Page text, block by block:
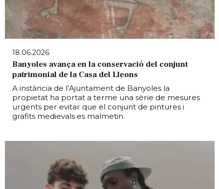
18.06.2026
Banyoles avança en la conservació del conjunt
patrimonial de la Casa del Lleons
A instància de l’Ajuntament de Banyoles la
propietat ha portat a terme una sèrie de mesures
urgents per evitar que el conjunt de pintures i
grafits medievals es malmetin.